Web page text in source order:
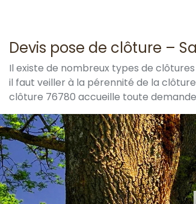
Devis pose de clôture –
Il existe de nombreux types de
il faut veiller à la pérennité de la
clôture 76780 accueille toute